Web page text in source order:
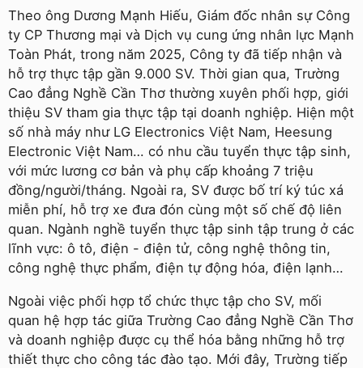
Theo ông Dương Mạnh Hiếu, Giám đốc nhân sự Công
ty CP Thương mại và Dịch vụ cung ứng nhân lực Mạnh
Toàn Phát, trong năm 2025, Công ty đã tiếp nhận và
hỗ trợ thực tập gần 9.000 SV. Thời gian qua, Trường
Cao đẳng Nghề Cần Thơ thường xuyên phối hợp, giới
thiệu SV tham gia thực tập tại doanh nghiệp. Hiện một
số nhà máy như LG Electronics Việt Nam, Heesung
Electronic Việt Nam… có nhu cầu tuyển thực tập sinh,
với mức lương cơ bản và phụ cấp khoảng 7 triệu
đồng/người/tháng. Ngoài ra, SV được bố trí ký túc xá
miễn phí, hỗ trợ xe đưa đón cùng một số chế độ liên
quan. Ngành nghề tuyển thực tập sinh tập trung ở các
lĩnh vực: ô tô, điện - điện tử, công nghệ thông tin,
công nghệ thực phẩm, điện tự động hóa, điện lạnh…
Ngoài việc phối hợp tổ chức thực tập cho SV, mối
quan hệ hợp tác giữa Trường Cao đẳng Nghề Cần Thơ
và doanh nghiệp được cụ thể hóa bằng những hỗ trợ
thiết thực cho công tác đào tạo. Mới đây, Trường tiếp